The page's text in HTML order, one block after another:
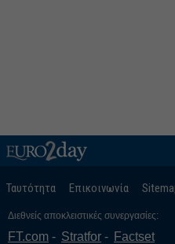
Ταυτότητα Επικοινωνία
Διεθνείς αποκλειστικές συνεργασίες:
FT.com Stratfor Factset